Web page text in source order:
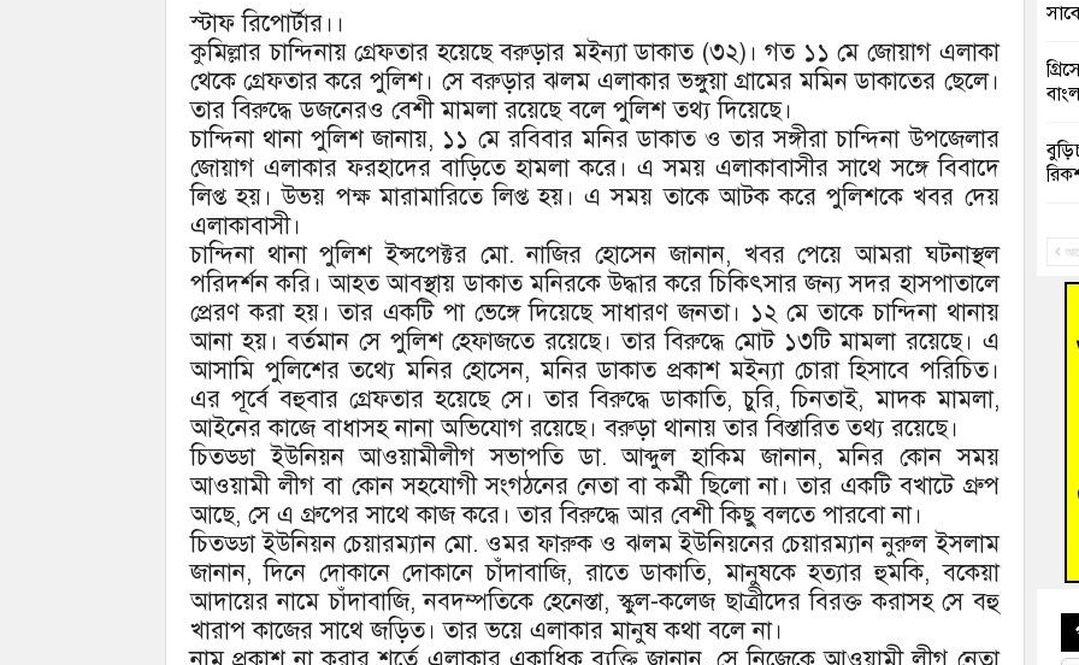
স্টাফ রিপোর্টার।।
কুমিল্লার চান্দিনায় গ্রেফতার হয়েছে বরুড়ার মইন্যা ডাকাত (৩২)। গত ১১ মে জোয়াগ এলাকা
থেকে গ্রেফতার করে পুলিশ। সে বরুড়ার ঝলম এলাকার ভঙ্গুয়া গ্রামের মমিন ডাকাতের ছেলে।
তার বিরুদ্ধে ডজনেরও বেশী মামলা রয়েছে বলে পুলিশ তথ্য দিয়েছে।
চান্দিনা থানা পুলিশ জানায়, ১১ মে রবিবার মনির ডাকাত ও তার সঙ্গীরা চান্দিনা উপজেলার
জোয়াগ এলাকার ফরহাদের বাড়িতে হামলা করে। এ সময় এলাকাবাসীর সাথে সঙ্গে বিবাদে
লিপ্ত হয়। উভয় পক্ষ মারামারিতে লিপ্ত হয়। এ সময় তাকে আটক করে পুলিশকে খবর দেয়
এলাকাবাসী।
চান্দিনা থানা পুলিশ ইন্সপেক্টর মো. নাজির হোসেন জানান, খবর পেয়ে আমরা ঘটনাস্থল
পরিদর্শন করি। আহত আবস্থায় ডাকাত মনিরকে উদ্ধার করে চিকিৎসার জন্য সদর হাসপাতালে
প্রেরণ করা হয়। তার একটি পা ভেঙ্গে দিয়েছে সাধারণ জনতা। ১২ মে তাকে চান্দিনা থানায়
আনা হয়। বর্তমান সে পুলিশ হেফাজতে রয়েছে। তার বিরুদ্ধে মোট ১৩টি মামলা রয়েছে। এ
আসামি পুলিশের তথ্যে মনির হোসেন, মনির ডাকাত প্রকাশ মইন্যা চোরা হিসাবে পরিচিত।
এর পূর্বে বহুবার গ্রেফতার হয়েছে সে। তার বিরুদ্ধে ডাকাতি, চুরি, চিনতাই, মাদক মামলা,
আইনের কাজে বাধাসহ নানা অভিযোগ রয়েছে। বরুড়া থানায় তার বিস্তারিত তথ্য রয়েছে।
চিতড্ডা ইউনিয়ন আওয়ামীলীগ সভাপতি ডা. আব্দুল হাকিম জানান, মনির কোন সময়
আওয়ামী লীগ বা কোন সহযোগী সংগঠনের নেতা বা কর্মী ছিলো না। তার একটি বখাটে গ্রুপ
আছে, সে এ গ্রুপের সাথে কাজ করে। তার বিরুদ্ধে আর বেশী কিছু বলতে পারবো না।
চিতড্ডা ইউনিয়ন চেয়ারম্যান মো. ওমর ফারুক ও ঝলম ইউনিয়নের চেয়ারম্যান নুরুল ইসলাম
জানান, দিনে দোকানে দোকানে চাঁদাবাজি, রাতে ডাকাতি, মানুষকে হত্যার হুমকি, বকেয়া
আদায়ের নামে চাঁদাবাজি, নবদম্পতিকে হেনেস্তা, স্কুল-কলেজ ছাত্রীদের বিরক্ত করাসহ সে বহু
খারাপ কাজের সাথে জড়িত। তার ভয়ে এলাকার মানুষ কথা বলে না।